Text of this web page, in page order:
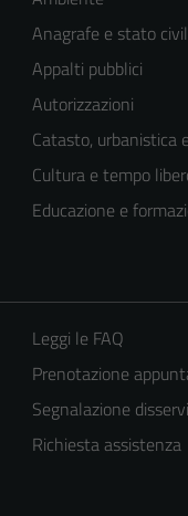
Anagrafe e stato
Appalti pubblici
Autorizzazioni
Catasto, urbanistica
Cultura e tempo
Educazione e
Leggi le FAQ
Prenotazione
Segnalazione
Richiesta assistenza